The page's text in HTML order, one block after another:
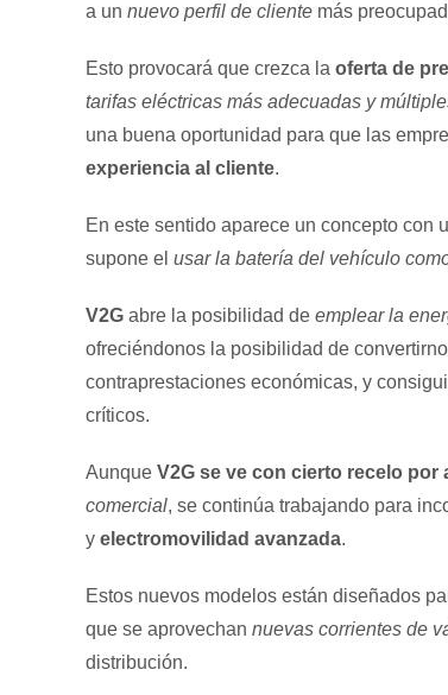
a un nuevo perfil de cliente más
Esto provocará que crezca la oferta de
tarifas eléctricas más adecuadas y
una buena oportunidad para que las
experiencia al cliente.
En este sentido aparece un concepto con
supone el usar la batería del vehículo
V2G abre la posibilidad de emplear la
ofreciéndonos la posibilidad de
contraprestaciones económicas, y
críticos.
Aunque V2G se ve con cierto recelo
comercial, se continúa trabajando para
y electromovilidad avanzada.
Estos nuevos modelos están diseñados
que se aprovechan nuevas corrientes de
distribución.